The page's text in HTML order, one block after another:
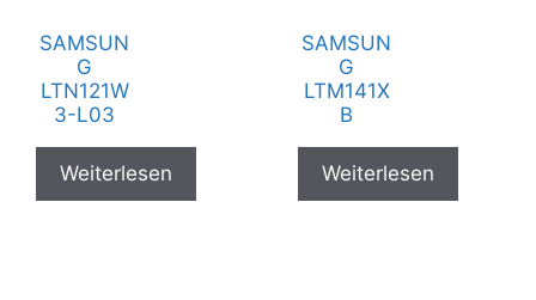
SAMSUN
G
LTN121W
3-L03
Weiterlesen
SAMSUN
G
LTM141X
B
Weiterlesen